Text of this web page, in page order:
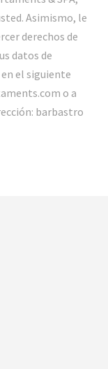
Asimismo, le
derechos de
datos de
el siguiente
o a
barbastro